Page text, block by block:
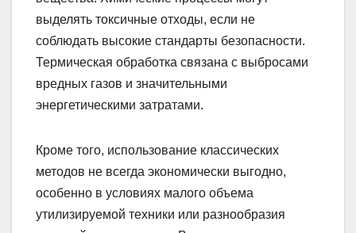
выделять токсичные отходы, если не
соблюдать высокие стандарты безопасности.
Термическая обработка связана с выбросами
вредных газов и значительными
энергетическими затратами.
Кроме того, использование классических
методов не всегда экономически выгодно,
особенно в условиях малого объема
утилизируемой техники или разнообразия